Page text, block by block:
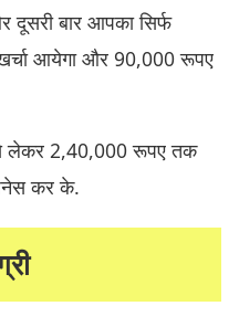
दूसरी बार आपका सिर्फ
आयेगा और 90,000 रूपए
लेकर 2,40,000 रूपए तक
कर के.